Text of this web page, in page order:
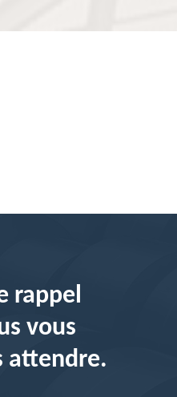
rappel
vous
attendre.